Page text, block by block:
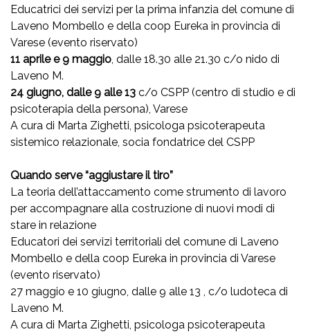
Educatrici dei servizi per la prima infanzia del comune di
Laveno Mombello e della coop Eureka in provincia di
Varese (evento riservato)
11 aprile e 9 maggio, dalle 18.30 alle 21.30 c/o nido di
Laveno M.
24 giugno, dalle 9 alle 13 c/o CSPP (centro di studio e di
psicoterapia della persona), Varese
A cura di Marta Zighetti, psicologa psicoterapeuta
sistemico relazionale, socia fondatrice del CSPP
Quando serve “aggiustare il tiro”
La teoria dell’attaccamento come strumento di lavoro
per accompagnare alla costruzione di nuovi modi di
stare in relazione
Educatori dei servizi territoriali del comune di Laveno
Mombello e della coop Eureka in provincia di Varese
(evento riservato)
27 maggio e 10 giugno, dalle 9 alle 13 , c/o ludoteca di
Laveno M.
A cura di Marta Zighetti, psicologa psicoterapeuta